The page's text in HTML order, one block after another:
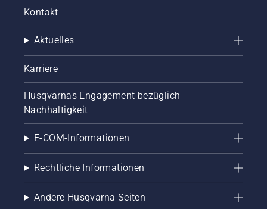
Kontakt
Aktuelles
Karriere
Husqvarnas Engagement bezüglich
Nachhaltigkeit
E-COM-Informationen
Rechtliche Informationen
Andere Husqvarna Seiten